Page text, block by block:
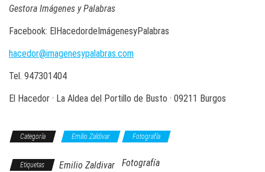
Gestora Imágenes y Palabras
Facebook: ElHacedordeImágenesyPalabras
hacedor@imagenesypalabras.com
Tel. 947301404
El Hacedor · La Aldea del Portillo de Busto · 09211 Burgos
Categoría Emilio Zaldivar Fotografía
Etiquetas Emilio Zaldivar Fotografía